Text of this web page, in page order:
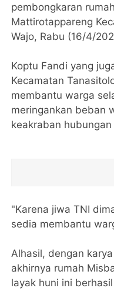
pembongkaran
Mattirotappareng
Wajo, Rabu (16/4/
Koptu Fandi yang
Kecamatan
membantu warga
meringankan beban
keakraban
"Karena jiwa TNI
sedia membantu
Alhasil, dengan
akhirnya rumah
layak huni ini